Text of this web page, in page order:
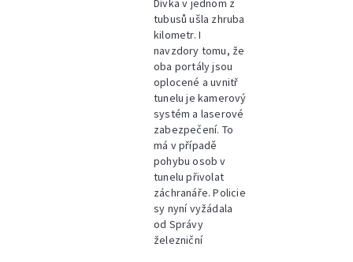
tubusů ušla zhruba
kilometr. I
navzdory tomu, že
oba portály jsou
oplocené a uvnitř
tunelu je kamerový
systém a laserové
zabezpečení. To
má v případě
pohybu osob v
tunelu přivolat
záchranáře. Policie
sy nyní vyžádala
od Správy
železniční